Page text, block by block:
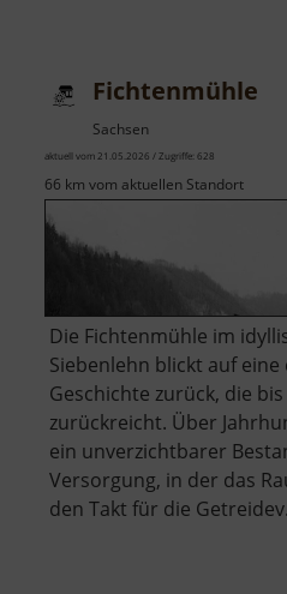
Fichtenmühle
Sachsen
aktuell vom 21.05.2026 / Zugriffe: 628
66 km vom aktuellen Standort
Die Fichtenmühle im
Siebenlehn blickt auf
Geschichte zurück, die
zurückreicht. Über
ein unverzichtbarer
Versorgung, in der das
den Takt für die